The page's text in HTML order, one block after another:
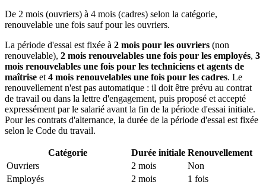
De 2 mois (ouvriers) à 4 mois (cadres) selon la catégorie,
renouvelable une fois sauf pour les ouvriers.
La période d'essai est fixée à 2 mois pour les ouvriers (non
renouvelable), 2 mois renouvelables une fois pour les employés, 3
mois renouvelables une fois pour les techniciens et agents de
maîtrise et 4 mois renouvelables une fois pour les cadres. Le
renouvellement n'est pas automatique : il doit être prévu au contrat
de travail ou dans la lettre d'engagement, puis proposé et accepté
expressément par le salarié avant la fin de la période d'essai initiale.
Pour les contrats d'alternance, la durée de la période d'essai est fixée
selon le Code du travail.
Catégorie Durée initiale Renouvellement
Ouvriers
2 mois
Non
Employés
2 mois
1 fois